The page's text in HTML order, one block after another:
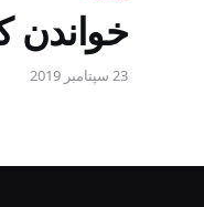
خواندن
23 سپتامبر 2019